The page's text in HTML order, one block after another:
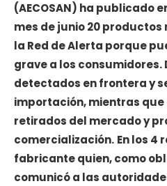
(AECOSAN) ha publicado
mes de junio 20
la Red de Alerta porque
grave a los consumidores.
detectados en frontera y
importación, mientras que
retirados del mercado y
comercialización. En los 4
fabricante quien, como
comunicó a las